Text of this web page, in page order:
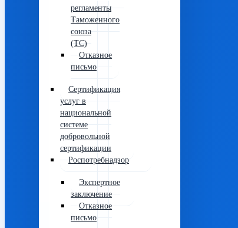
регламенты
Таможенного
союза
(ТС)
Отказное
письмо
Сертификация
услуг в
национальной
системе
добровольной
сертификации
Роспотребнадзор
Экспертное
заключение
Отказное
письмо